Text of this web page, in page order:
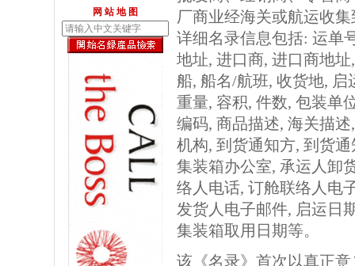
网 站 地 图
厂商业经海关或航运收
详细名录信息包括: 运单
地址, 进口商, 进口商地
船, 船名/航班, 收货地,
重量, 容积, 件数, 包装单
编码, 商品描述, 海关描
机构, 到货通知方, 到货
集装箱办公室, 承运人卸
络人电话, 订舱联络人电
发货人电子邮件, 启运日
集装箱取用日期等。
该《名录》首次以真正